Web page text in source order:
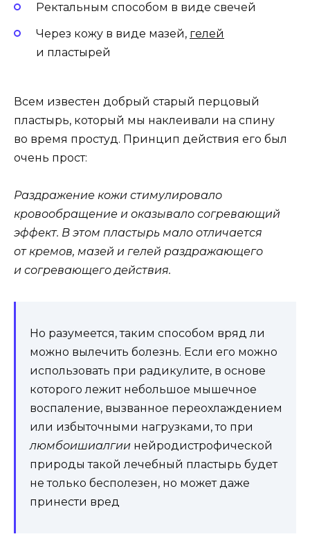
Ректальным способом в виде свечей
Через кожу в виде мазей, гелей
и пластырей
Всем известен добрый старый перцовый
пластырь, который мы наклеивали на спину
во время простуд. Принцип действия его был
очень прост:
Раздражение кожи стимулировало
кровообращение и оказывало согревающий
эффект. В этом пластырь мало отличается
от кремов, мазей и гелей раздражающего
и согревающего действия.
Но разумеется, таким способом вряд ли
можно вылечить болезнь. Если его можно
использовать при радикулите, в основе
которого лежит небольшое мышечное
воспаление, вызванное переохлаждением
или избыточными нагрузками, то при
люмбоишиалгии нейродистрофической
природы такой лечебный пластырь будет
не только бесполезен, но может даже
принести вред